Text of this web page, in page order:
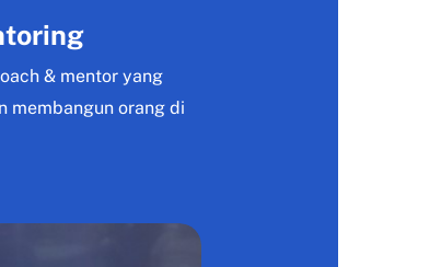
& mentor yang
membangun orang di